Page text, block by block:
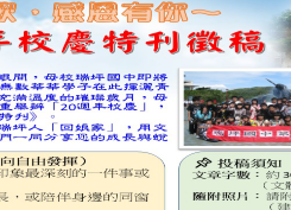
115學年度第